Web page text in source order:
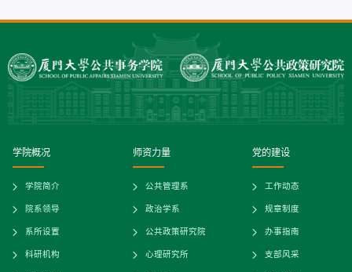
学院概况
学院简介
院系领导
系所设置
科研机构
师资力量
公共管理系
政治学系
公共政策研究院
心理研究所
党的建设
工作动态
规章制度
办事指南
支部风采